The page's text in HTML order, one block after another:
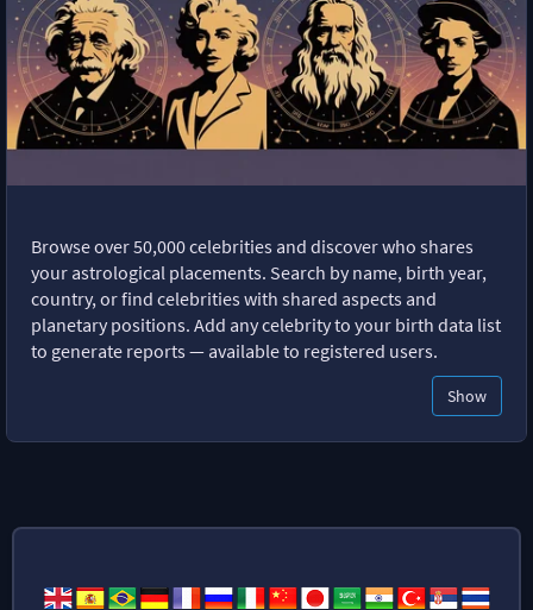
Browse over 50,000 celebrities and discover who shares
your astrological placements. Search by name, birth year,
country, or find celebrities with shared aspects and
planetary positions. Add any celebrity to your birth data list
to generate reports — available to registered users.
Show